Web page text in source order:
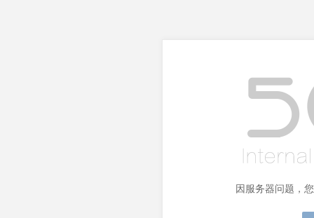
因服务器问题，